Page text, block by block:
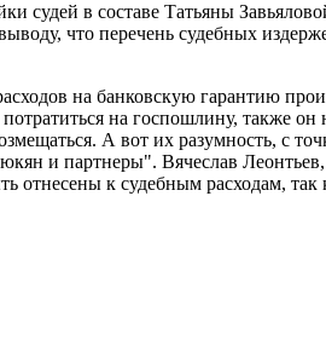
судей в составе Татьяны
что перечень судебных
на банковскую гарантию
на госпошлину, также он
А вот их разумность, с
и партнеры". Вячеслав
отнесены к судебным расходам,